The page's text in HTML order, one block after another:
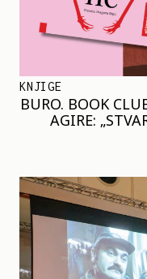
KNJIGE
BURO. BOOK
AGIRE: